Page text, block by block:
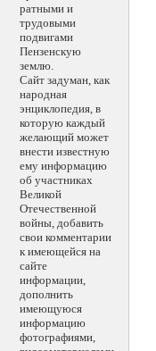
ратными и
трудовыми
подвигами
Пензенскую
землю.
Сайт задуман, как
народная
энциклопедия, в
которую каждый
желающий может
внести известную
ему информацию
об участниках
Великой
Отечественной
войны, добавить
свои комментарии
к имеющейся на
сайте
информации,
дополнить
имеющуюся
информацию
фотографиями,